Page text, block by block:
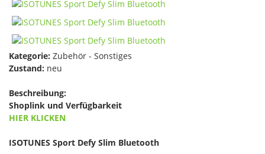
Kategorie: Zubehör - Sonstiges
Zustand: neu
Beschreibung:
Shoplink und Verfügbarkeit
HIER KLICKEN
ISOTUNES Sport Defy Slim Bluetooth